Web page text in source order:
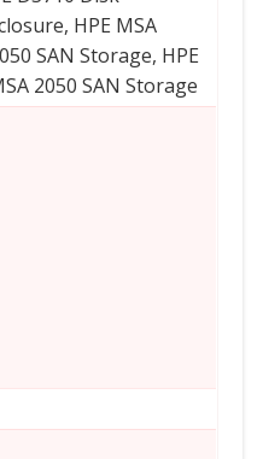
HPE MSA
SAN Storage, HPE
2050 SAN Storage